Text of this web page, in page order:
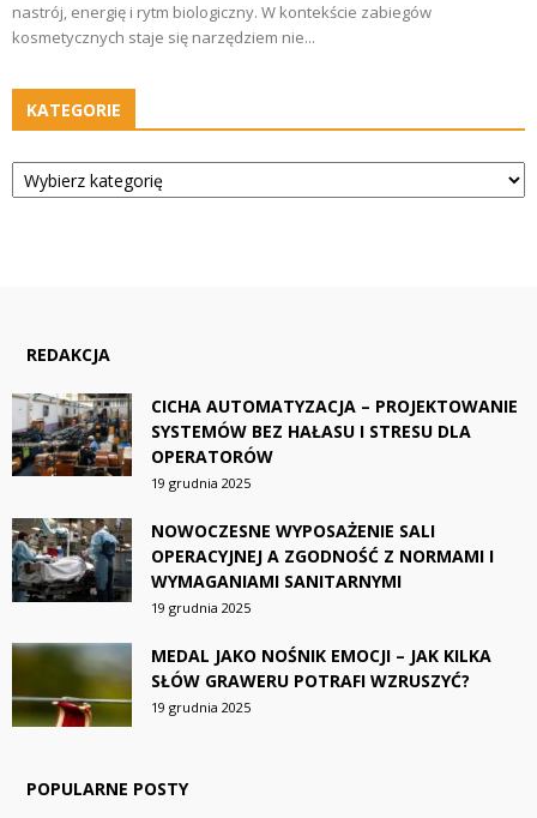
nastrój, energię i rytm biologiczny. W kontekście zabiegów
kosmetycznych staje się narzędziem nie...
KATEGORIE
Kategorie
REDAKCJA
CICHA AUTOMATYZACJA – PROJEKTOWANIE
SYSTEMÓW BEZ HAŁASU I STRESU DLA
OPERATORÓW
19 grudnia 2025
NOWOCZESNE WYPOSAŻENIE SALI
OPERACYJNEJ A ZGODNOŚĆ Z NORMAMI I
WYMAGANIAMI SANITARNYMI
19 grudnia 2025
MEDAL JAKO NOŚNIK EMOCJI – JAK KILKA
SŁÓW GRAWERU POTRAFI WZRUSZYĆ?
19 grudnia 2025
POPULARNE POSTY